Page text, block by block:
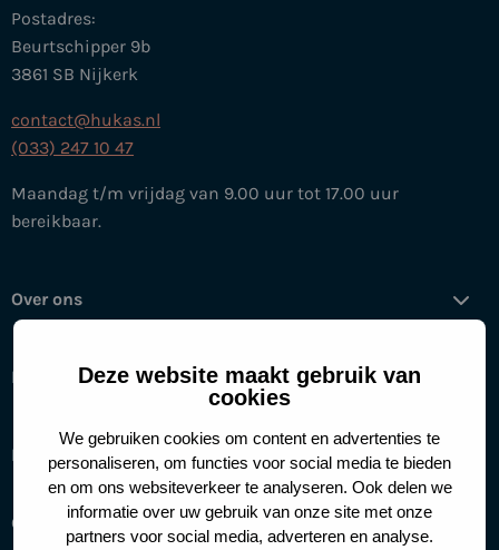
Deze website maakt gebruik van
cookies
We gebruiken cookies om content en advertenties te
personaliseren, om functies voor social media te bieden
en om ons websiteverkeer te analyseren. Ook delen we
informatie over uw gebruik van onze site met onze
partners voor social media, adverteren en analyse.
Postadres:
Beurtschipper 9b
3861 SB Nijkerk
contact@hukas.nl
(033) 247 10 47
Maandag t/m vrijdag van 9.00 uur tot 17.00 uur
bereikbaar.
Over ons
Help mee
Handige links
Cookies Privacy policy